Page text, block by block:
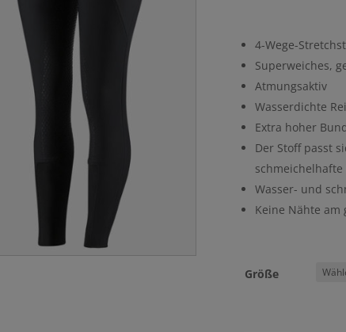
4-Wege-
Superweiches,
Atmungsaktiv
Wasserdichte
Extra hoher
Der Stoff passt
schmeichelhafte
Wasser- und
Keine Nähte am
Größe